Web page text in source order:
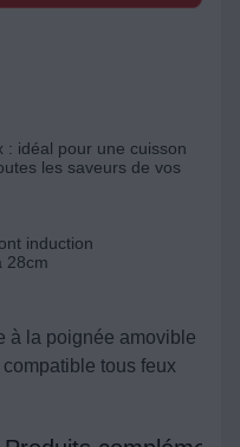
: idéal pour une cuisson
les saveurs de vos
induction
28cm
à la poignée amovible
tous feux